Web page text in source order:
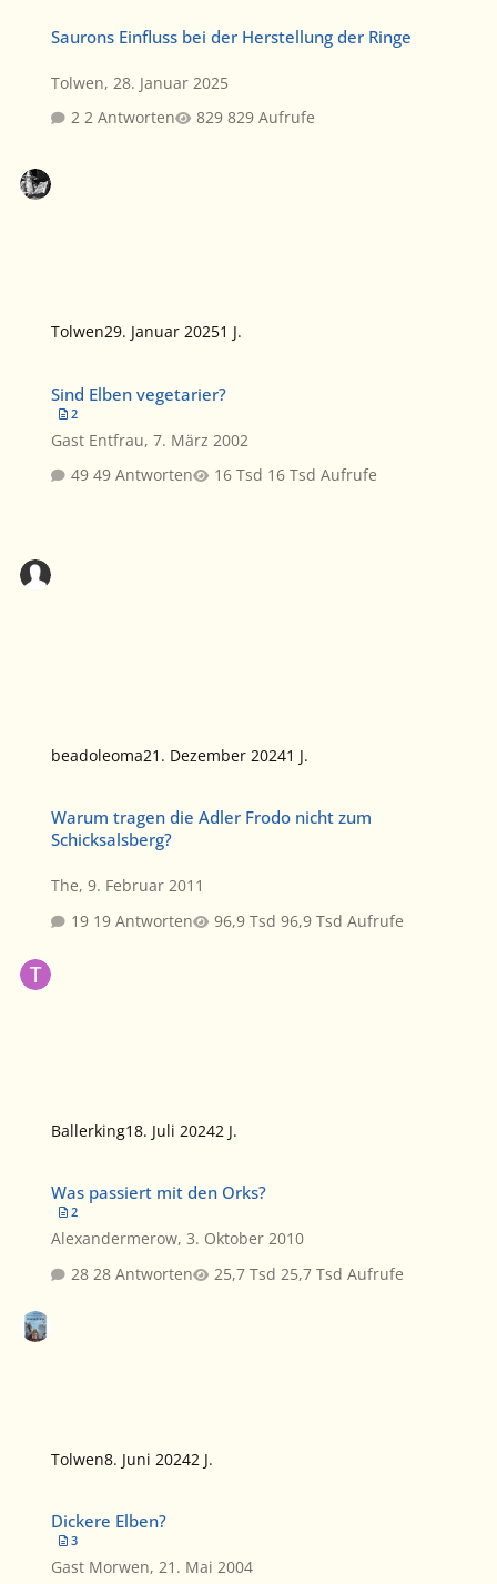
Saurons Einfluss bei der Herstellung der Ringe
Tolwen, 28. Januar 2025
2 Antworten
829 Aufrufe
Tolwen29. Januar 20251 J.
Sind Elben vegetarier?
2
Gast Entfrau,7. März 2002
49 Antworten
16 Tsd Aufrufe
beadoleoma21. Dezember 20241 J.
Warum tragen die Adler Frodo nicht zum
Schicksalsberg?
The,9. Februar 2011
19 Antworten
96,9 Tsd Aufrufe
Ballerking18. Juli 20242 J.
Was passiert mit den Orks?
2
Alexandermerow,3. Oktober 2010
28 Antworten
25,7 Tsd Aufrufe
Tolwen8. Juni 20242 J.
Dickere Elben?
3
Gast Morwen,21. Mai 2004